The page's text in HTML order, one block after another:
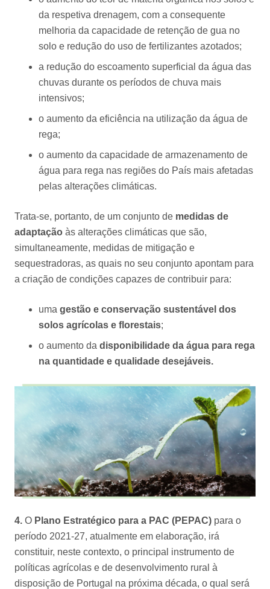
da respetiva drenagem, com a consequente
melhoria da capacidade de retenção de gua no
solo e redução do uso de fertilizantes azotados;
a redução do escoamento superficial da água das
chuvas durante os períodos de chuva mais
intensivos;
o aumento da eficiência na utilização da água de
rega;
o aumento da capacidade de armazenamento de
água para rega nas regiões do País mais afetadas
pelas alterações climáticas.
Trata-se, portanto, de um conjunto de medidas de
adaptação às alterações climáticas que são,
simultaneamente, medidas de mitigação e
sequestradoras, as quais no seu conjunto apontam para
a criação de condições capazes de contribuir para:
uma gestão e conservação sustentável dos
solos agrícolas e florestais;
o aumento da disponibilidade da água para rega
na quantidade e qualidade desejáveis.
4. O Plano Estratégico para a PAC (PEPAC) para o
período 2021-27, atualmente em elaboração, irá
constituir, neste contexto, o principal instrumento de
políticas agrícolas e de desenvolvimento rural à
disposição de Portugal na próxima década, o qual será